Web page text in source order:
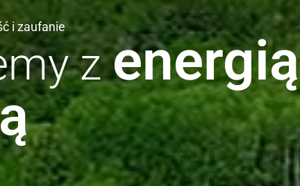
i zaufanie
zenergią